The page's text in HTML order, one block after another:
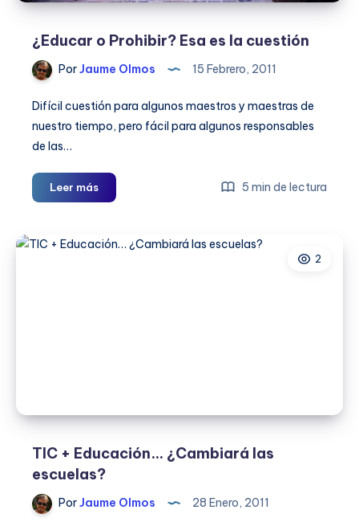
¿Educar o Prohibir? Esa es la cuestión
PorJaume Olmos 15 Febrero, 2011
Difícil cuestión para algunos maestros y maestras de
nuestro tiempo, pero fácil para algunos responsables
de las…
Leer más¿Educar
o
Esa
5 min de lectura
2
TIC + Educación… ¿Cambiará las
escuelas?
PorJaume Olmos 28 Enero, 2011